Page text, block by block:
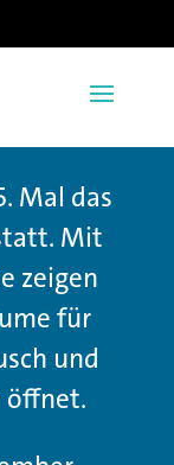
Mal das
Mit
zeigen
für
und
öffnet.